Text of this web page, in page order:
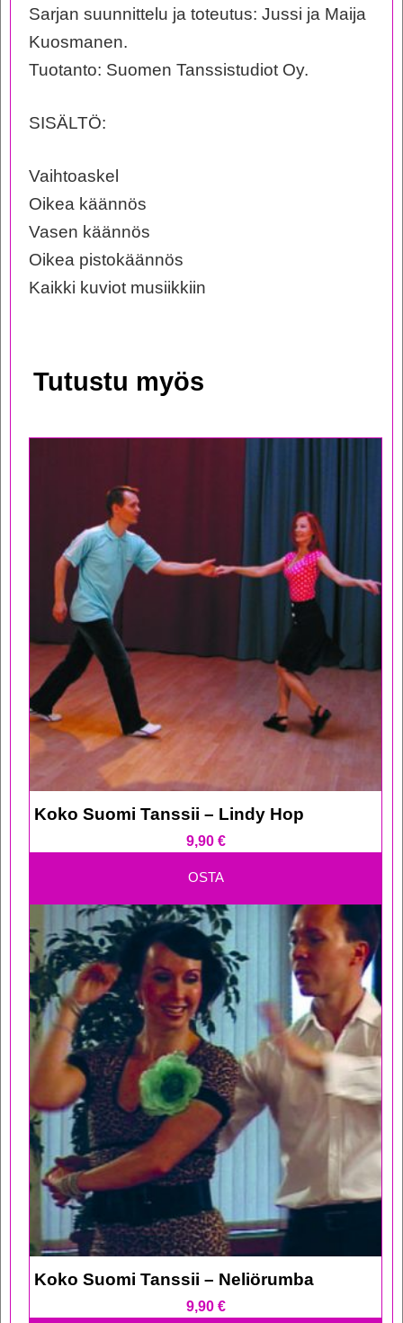
määrä
Sarjan suunnittelu ja toteutus: Jussi ja Maija
Kuosmanen.
Tuotanto: Suomen Tanssistudiot Oy.
SISÄLTÖ:
Vaihtoaskel
Oikea käännös
Vasen käännös
Oikea pistokäännös
Kaikki kuviot musiikkiin
Tutustu myös
Koko Suomi Tanssii – Lindy Hop
9,90 €
OSTA
Koko Suomi Tanssii – Neliörumba
9,90 €